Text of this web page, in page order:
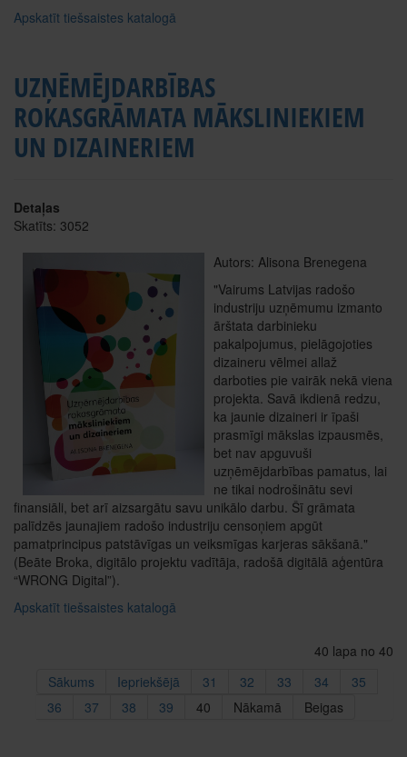
Apskatīt tiešsaistes katalogā
UZŅĒMĒJDARBĪBAS
ROKASGRĀMATA MĀKSLINIEKIEM
UN DIZAINERIEM
Detaļas
Skatīts: 3052
Autors: Alisona Brenegena
"Vairums Latvijas radošo
industriju uzņēmumu izmanto
ārštata darbinieku
pakalpojumus, pielāgojoties
dizaineru vēlmei allaž
darboties pie vairāk nekā viena
projekta. Savā ikdienā redzu,
ka jaunie dizaineri ir īpaši
prasmīgi mākslas izpausmēs,
bet nav apguvuši
uzņēmējdarbības pamatus, lai
ne tikai nodrošinātu sevi
finansiāli, bet arī aizsargātu savu unikālo darbu. Šī grāmata
palīdzēs jaunajiem radošo industriju censoņiem apgūt
pamatprincipus patstāvīgas un veiksmīgas karjeras sākšanā."
(Beāte Broka, digitālo projektu vadītāja, radošā digitālā aģentūra
“WRONG Digital”).
Apskatīt tiešsaistes katalogā
40 lapa no 40
Sākums
Iepriekšējā 31 32 33 34
35
36
37 38 39 40 Nākamā Beigas